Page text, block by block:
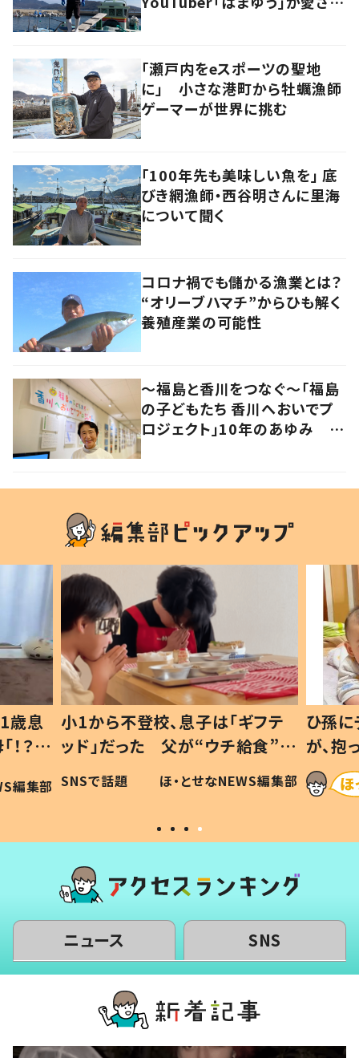
「瀬戸内をeスポーツの聖地
に」 小さな港町から牡蠣漁師
ゲーマーが世界に挑む
「100年先も美味しい魚を」 底
びき網漁師・西谷明さんに里海
について聞く
コロナ禍でも儲かる漁業とは？
“オリーブハマチ”からひも解く
養殖産業の可能性
～福島と香川をつなぐ～「福島
の子どもたち 香川へおいでプ
ロジェクト」10年のあゆみ #
歳息
？」
編集部
小1から不登校、息子は「ギフテ
ッド」だった 父が“ウチ給食”を
作り続ける理由とは #令和の親
#令和の子
SNSで話題 ほ・とせなNEWS編集部
ひ孫
が、
「涙が
い」
ニュース SNS